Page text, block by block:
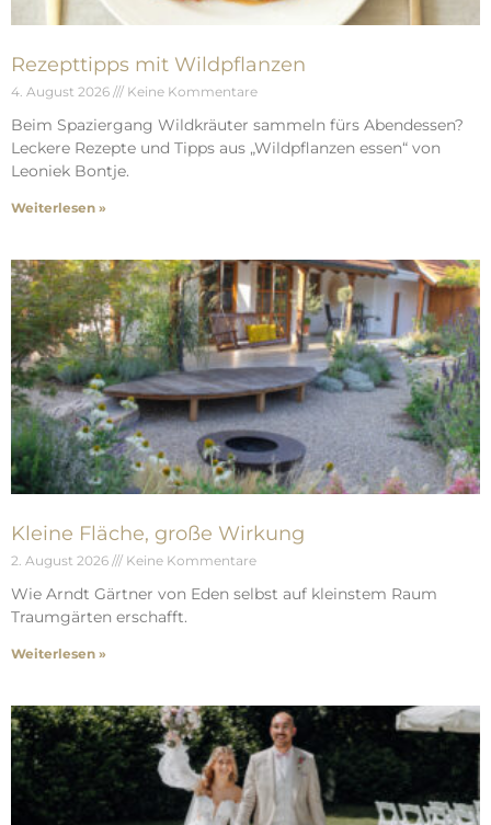
Rezepttipps mit Wildpflanzen
4. August 2026 Keine Kommentare
Beim Spaziergang Wildkräuter sammeln fürs Abendessen?
Leckere Rezepte und Tipps aus „Wildpflanzen essen“ von
Leoniek Bontje.
Weiterlesen »
Kleine Fläche, große Wirkung
2. August 2026 Keine Kommentare
Wie Arndt Gärtner von Eden selbst auf kleinstem Raum
Traumgärten erschafft.
Weiterlesen »